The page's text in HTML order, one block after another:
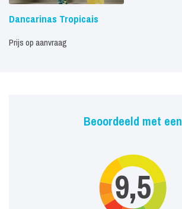
Dancarinas Tropicais
Prijs op aanvraag
Beoordeeld met een
9,5